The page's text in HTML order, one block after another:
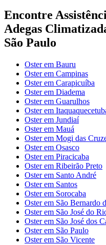
Encontre
Adegas
São Paulo
Oster em Bauru
Oster em Campinas
Oster em Carapicuíba
Oster em Diadema
Oster em Guarulhos
Oster em
Oster em Jundiaí
Oster em Mauá
Oster em Mogi das
Oster em Osasco
Oster em Piracicaba
Oster em Ribeirão Preto
Oster em Santo André
Oster em Santos
Oster em Sorocaba
Oster em São Bernardo
Oster em São José do
Oster em São José dos
Oster em São Paulo
Oster em São Vicente